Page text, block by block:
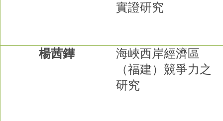
實證研究
楊茜鏵
海峽西岸經濟區
（福建）競爭力之
研究